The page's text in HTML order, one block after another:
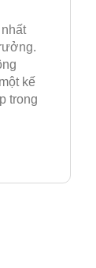
kế
trong